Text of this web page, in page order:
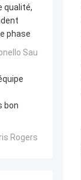
qualité,
phase
Sau
bon
Rogers